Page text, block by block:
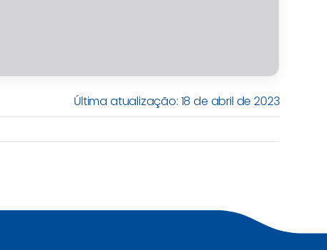
Última atualização: 18 de abril de 2023